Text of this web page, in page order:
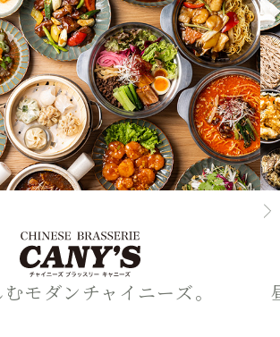
モダンチャイニーズ。